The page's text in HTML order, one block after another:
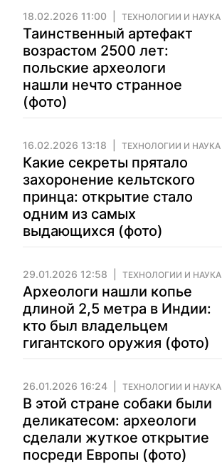
18.02.2026 11:00 ТЕХНОЛОГИИ И НАУКА
Таинственный артефакт
возрастом 2500 лет:
польские археологи
нашли нечто странное
(фото)
16.02.2026 13:18 ТЕХНОЛОГИИ И НАУКА
Какие секреты прятало
захоронение кельтского
принца: открытие стало
одним из самых
выдающихся (фото)
29.01.2026 12:58 ТЕХНОЛОГИИ И НАУКА
Археологи нашли копье
длиной 2,5 метра в Индии:
кто был владельцем
гигантского оружия (фото)
26.01.2026 16:24 ТЕХНОЛОГИИ И НАУКА
В этой стране собаки были
деликатесом: археологи
сделали жуткое открытие
посреди Европы (фото)